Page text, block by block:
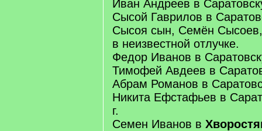
Иван Андреев в
Сысой Гаврилов в
Сысоя сын, Семён Сысоев,
в неизвестной отлучке.
Федор Иванов в
Тимофей Авдеев в
Абрам Романов в
Никита Ефстафьев в
г.
Семен Иванов в